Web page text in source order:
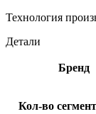
Технология
Детали
Бренд
Кол-во